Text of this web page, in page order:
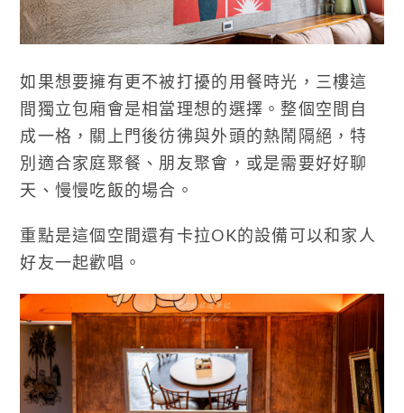
如果想要擁有更不被打擾的用餐時光，三樓這
間獨立包廂會是相當理想的選擇。整個空間自
成一格，關上門後彷彿與外頭的熱鬧隔絕，特
別適合家庭聚餐、朋友聚會，或是需要好好聊
天、慢慢吃飯的場合。
重點是這個空間還有卡拉OK的設備可以和家人
好友一起歡唱。